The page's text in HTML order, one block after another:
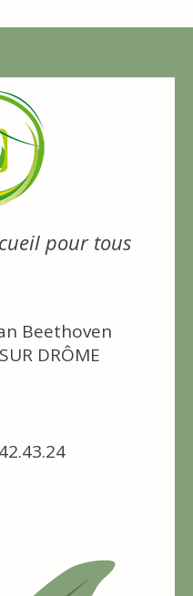
pour tous
Beethoven
DRÔME